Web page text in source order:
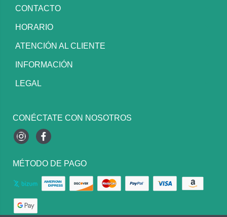
CONTACTO
HORARIO
ATENCIÓN AL CLIENTE
INFORMACIÓN
LEGAL
CONÉCTATE CON NOSOTROS
InstagramFacebook
MÉTODO DE PAGO